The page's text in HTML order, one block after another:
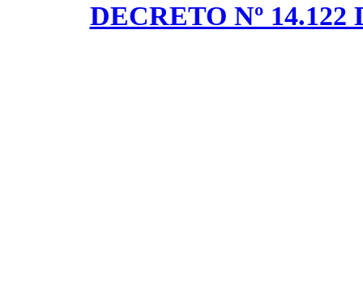
DECRETO Nº 14.122